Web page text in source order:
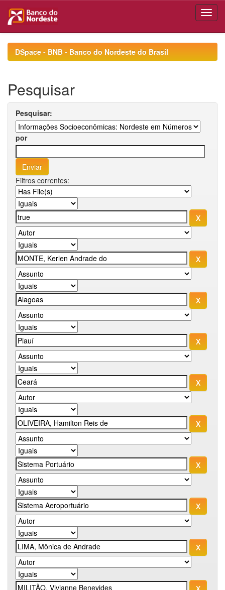
navigationDSpace - BNB - Banco do Nordeste do Brasil
Pesquisar
Pesquisar:
por
Filtros correntes: